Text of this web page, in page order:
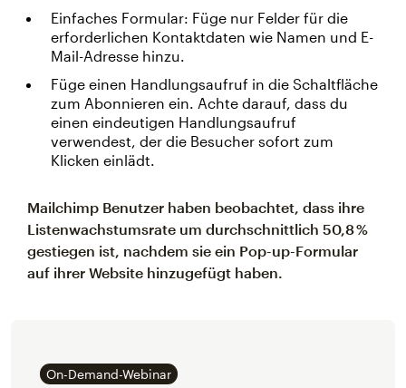
Einfaches Formular: Füge nur Felder für die
erforderlichen Kontaktdaten wie Namen und E-
Mail-Adresse hinzu.
Füge einen Handlungsaufruf in die Schaltfläche
zum Abonnieren ein. Achte darauf, dass du
einen eindeutigen Handlungsaufruf
verwendest, der die Besucher sofort zum
Klicken einlädt.
Mailchimp Benutzer haben beobachtet, dass ihre
Listenwachstumsrate um durchschnittlich 50,8 %
gestiegen ist, nachdem sie ein Pop-up-Formular
auf ihrer Website hinzugefügt haben.
On-Demand-Webinar